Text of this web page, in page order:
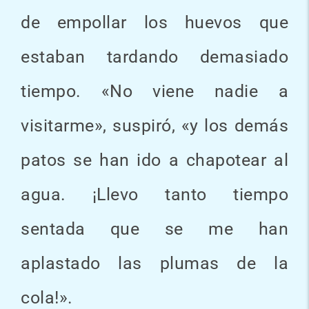
de empollar los huevos que
estaban tardando demasiado
tiempo. «No viene nadie a
visitarme», suspiró, «y los demás
patos se han ido a chapotear al
agua. ¡Llevo tanto tiempo
sentada que se me han
aplastado las plumas de la
cola!».